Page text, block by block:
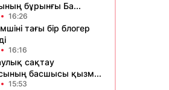
бұрынғы Ба...
16:26
тағы бір блогер
16:16
сақтау
басшысы қызм...
15:53